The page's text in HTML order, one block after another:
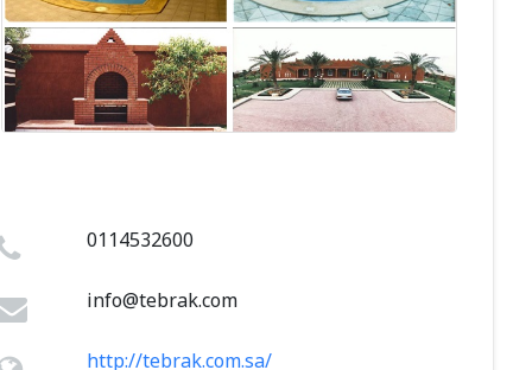
0114532600
info@tebrak.com
http://tebrak.com.sa/